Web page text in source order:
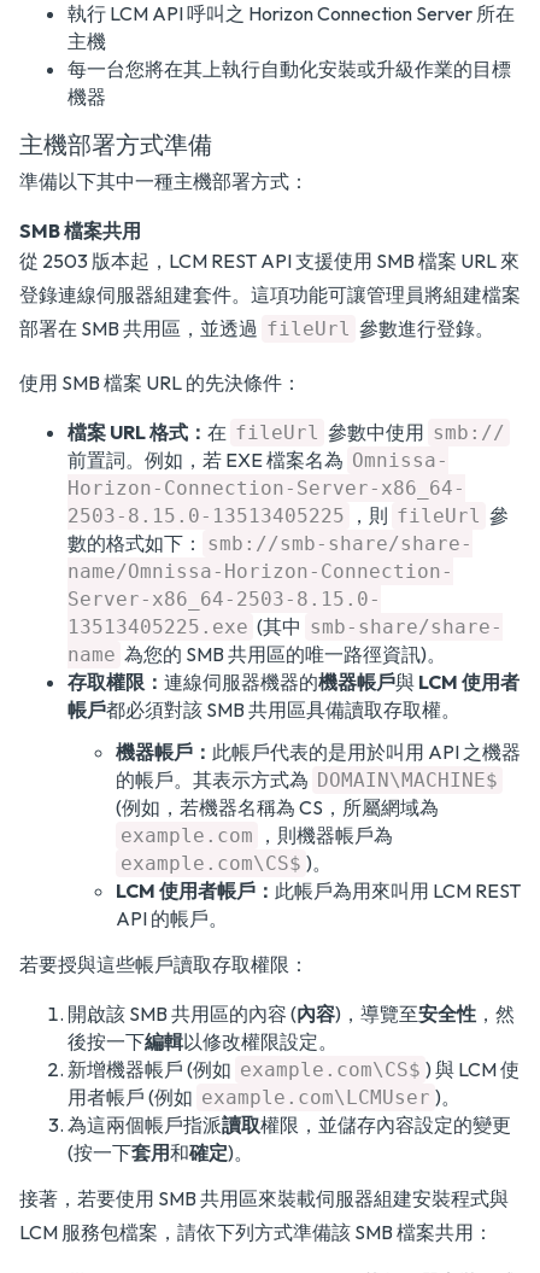
執行 LCM API 呼叫之 Horizon Connection Server 所在
主機
每一台您將在其上執行自動化安裝或升級作業的目標
機器
主機部署方式準備
準備以下其中一種主機部署方式：
SMB 檔案共用
從 2503 版本起，LCM REST API 支援使用 SMB 檔案 URL 來
登錄連線伺服器組建套件。這項功能可讓管理員將組建檔案
部署在 SMB 共用區，並透過 fileUrl 參數進行登錄。
使用 SMB 檔案 URL 的先決條件：
檔案 URL 格式： 在 fileUrl 參數中使用 smb://
前置詞。例如，若 EXE 檔案名為 Omnissa-
Horizon-Connection-Server-x86_64-
2503-8.15.0-13513405225
，則 fileUrl 參
數的格式如下：
smb://smb-share/share-
name/Omnissa-Horizon-Connection-
Server-x86_64-2503-8.15.0-
13513405225.exe (其中 smb-share/share-
name 為您的 SMB 共用區的唯一路徑資訊)。
存取權限： 連線伺服器機器的機器帳戶與 LCM 使用者
帳戶都必須對該 SMB 共用區具備讀取存取權。
機器帳戶： 此帳戶代表的是用於叫用 API 之機器
的帳戶。其表示方式為 DOMAIN\MACHINE$
(例如，若機器名稱為 CS，所屬網域為
example.com ，則機器帳戶為
example.com\CS$ )。
LCM 使用者帳戶： 此帳戶為用來叫用 LCM REST
API 的帳戶。
若要授與這些帳戶讀取存取權限：
開啟該 SMB 共用區的內容 (內容)，導覽至安全性 ，然
後按一下編輯以修改權限設定。
新增機器帳戶 (例如 example.com\CS$ ) 與 LCM 使
用者帳戶 (例如 example.com\LCMUser )。
為這兩個帳戶指派讀取權限，並儲存內容設定的變更
(按一下套用和確定)。
接著，若要使用 SMB 共用區來裝載伺服器組建安裝程式與
LCM 服務包檔案，請依下列方式準備該 SMB 檔案共用：